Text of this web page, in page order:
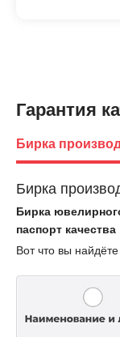
Гарантия
Бирка
Бирка
Бирка
паспорт качества
Вот что вы